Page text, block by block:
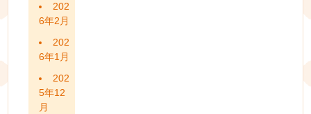
202
6年2月
202
6年1月
202
5年12
月